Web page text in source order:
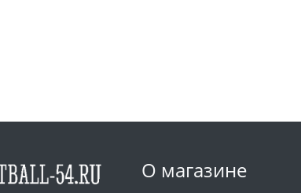
О магазине